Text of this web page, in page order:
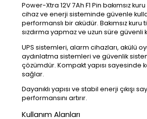
Power-Xtra 12V 7Ah F1 Pin bakımsız
cihaz ve enerji sisteminde güvenle
performanslı bir aküdür. Bakımsız kuru
sızdırma yapmaz ve uzun süre güvenli
UPS sistemleri, alarm cihazları, akülü
aydınlatma sistemleri ve güvenlik
çözümdür. Kompakt yapısı sayesinde
sağlar.
Dayanıklı yapısı ve stabil enerji çıkışı
performansını artırır.
Kullanım Alanları